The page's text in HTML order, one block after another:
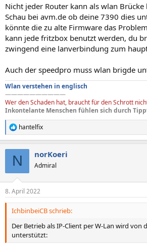
Nicht jeder Router kann als wlan
Schau bei avm.de ob deine 7390 dies
könnte die zu alte Firmware das
kann jede fritzbox benutzt werden, du
zwingend eine lanverbindung zum
Auch der speedpro muss wlan brigde
Wlan verstehen in englisch
——————————
Wer den Schaden hat, braucht für den Schrott
Inkontelante Menschen fühlen sich durch
R
e
e
n
hantelfix
N norKoeri
Admiral
8. April 2022
IchbinbeiCB schrieb:
Der Betrieb als IP-Client per W-Lan wird von
unterstützt: